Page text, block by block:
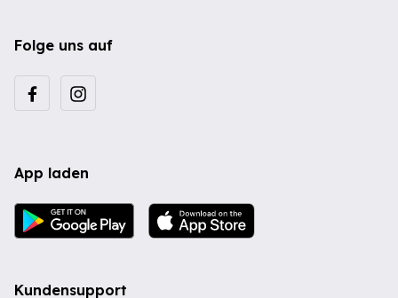
Folge uns auf
App laden
Kundensupport